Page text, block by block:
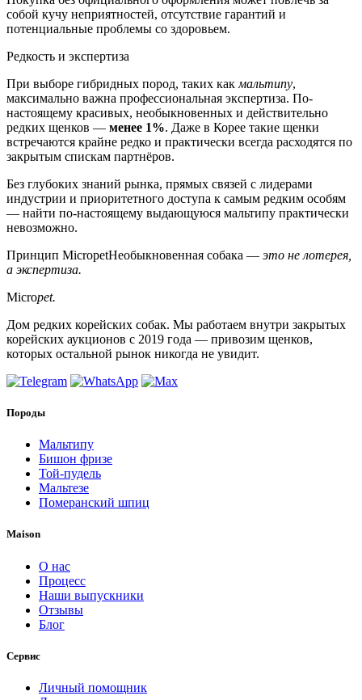
собой кучу неприятностей, отсутствие гарантий и
потенциальные проблемы со здоровьем.
Редкость и экспертиза
При выборе гибридных пород, таких как мальтипу,
максимально важна профессиональная экспертиза. По-
настоящему красивых, необыкновенных и действительно
редких щенков — менее 1%. Даже в Корее такие щенки
встречаются крайне редко и практически всегда расходятся по
закрытым спискам партнёров.
Без глубоких знаний рынка, прямых связей с лидерами
индустрии и приоритетного доступа к самым редким особям
— найти по-настоящему выдающуюся мальтипу практически
невозможно.
Принцип MicropetНеобыкновенная собака — это не лотерея,
а экспертиза.
Micropet.
Дом редких корейских собак. Мы работаем внутри закрытых
корейских аукционов с 2019 года — привозим щенков,
которых остальной рынок никогда не увидит.
Породы
Мальтипу
Бишон фризе
Той-пудель
Мальтезе
Померанский шпиц
Maison
О нас
Процесс
Наши выпускники
Отзывы
Блог
Сервис
Личный помощник